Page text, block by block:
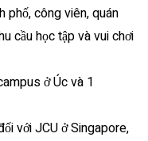
phố, công viên, quán
cầu học tập và vui chơi
ở Úc và 1
với JCU ở Singapore,